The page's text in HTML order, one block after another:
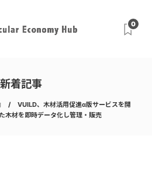
0
新着記事
VUILD、木材活用促進α版サービスを開
木材を即時データ化し管理・販売